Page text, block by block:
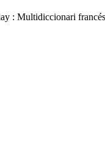
: Multidiccionari